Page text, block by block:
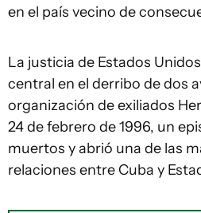
en el país vecino de
La justicia de Estados
central en el derribo de dos
organización de exiliados
24 de febrero de 1996, un
muertos y abrió una de las
relaciones entre Cuba y